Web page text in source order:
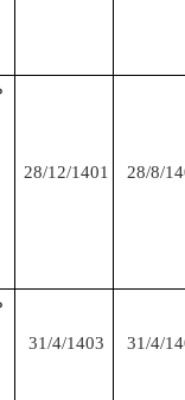
28/12/1401
31/4/1403